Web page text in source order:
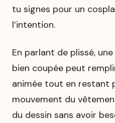
tu signes pour un
l’intention.
En parlant de plissé,
bien coupée peut
animée tout en restant
mouvement du
du dessin sans avoir